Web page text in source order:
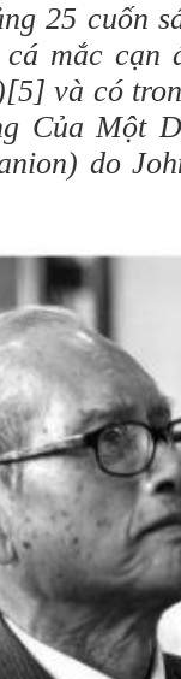
25 cuốn
mắc cạn
và có
Của Một
do